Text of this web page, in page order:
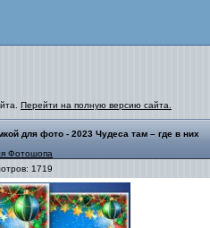
Перейти на полную версию сайта.
для фото - 2023 Чудеса там – где в них
Фотошопа
1719